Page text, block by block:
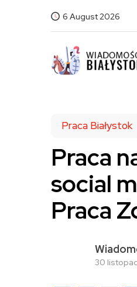
6 August 2026
Praca Białystok
Praca
social
Praca
30